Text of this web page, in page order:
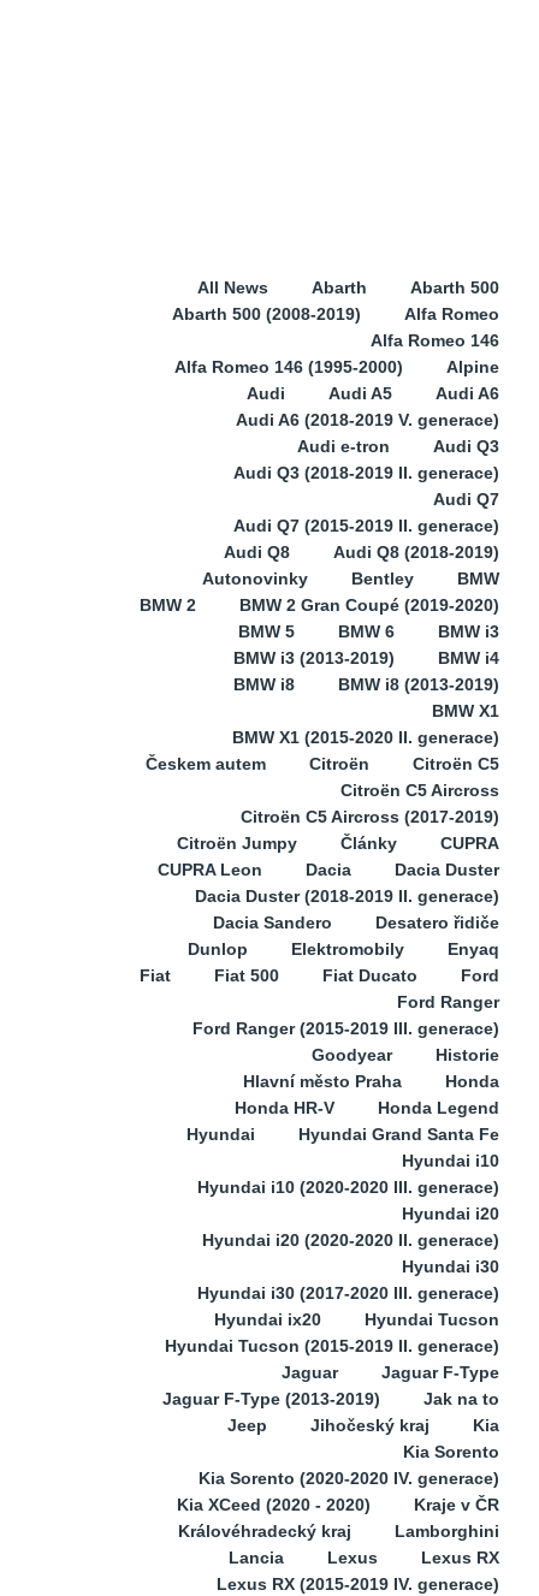
All News Abarth
Abarth 500
Abarth 500 (2008-2019)
Alfa Romeo
Alfa Romeo 146
Alfa Romeo 146 (1995-2000)
Alpine
Audi
Audi A5
Audi A6
Audi A6 (2018-2019 V. generace)
Audi e-tron
Audi Q3
Audi Q3 (2018-2019 II. generace)
Audi Q7
Audi Q7 (2015-2019 II. generace)
Audi Q8
Audi Q8 (2018-2019)
Autonovinky
Bentley
BMW
BMW 2
BMW 2 Gran Coupé (2019-2020)
BMW 5
BMW 6
BMW i3
BMW i3 (2013-2019)
BMW i4
BMW i8
BMW i8 (2013-2019)
BMW X1
BMW X1 (2015-2020 II. generace)
Českem autem
Citroën
Citroën C5
Citroën C5 Aircross
Citroën C5 Aircross (2017-2019)
Citroën Jumpy
Články
CUPRA
CUPRA Leon
Dacia
Dacia Duster
Dacia Duster (2018-2019 II. generace)
Dacia Sandero
Desatero řidiče
Dunlop
Elektromobily
Enyaq
Fiat
Fiat 500 Fiat Ducato
Ford
Ford Ranger
Ford Ranger (2015-2019 III. generace)
Goodyear
Historie
Hlavní město Praha
Honda
Honda HR-V
Honda Legend
Hyundai
Hyundai Grand Santa Fe
Hyundai i10
Hyundai i10 (2020-2020 III. generace)
Hyundai i20
Hyundai i20 (2020-2020 II. generace)
Hyundai i30
Hyundai i30 (2017-2020 III. generace)
Hyundai ix20
Hyundai Tucson
Hyundai Tucson (2015-2019 II. generace)
Jaguar
Jaguar F-Type
Jaguar F-Type (2013-2019)
Jak na to
Jeep
Jihočeský kraj
Kia
Kia Sorento
Kia Sorento (2020-2020 IV. generace)
Kia XCeed (2020 - 2020)
Kraje v ČR
Královéhradecký kraj
Lamborghini
Lancia
Lexus
Lexus RX
Lexus RX (2015-2019 IV. generace)